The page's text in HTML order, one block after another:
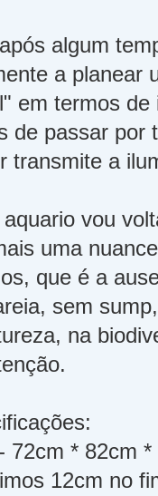
algum
a planear
em termos
de passar por
transmite a
aquario vou
uma
que é a
sem
na
72cm * 82cm
12cm no